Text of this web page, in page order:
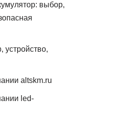
выбор,
устройство,
altskm.ru
led-